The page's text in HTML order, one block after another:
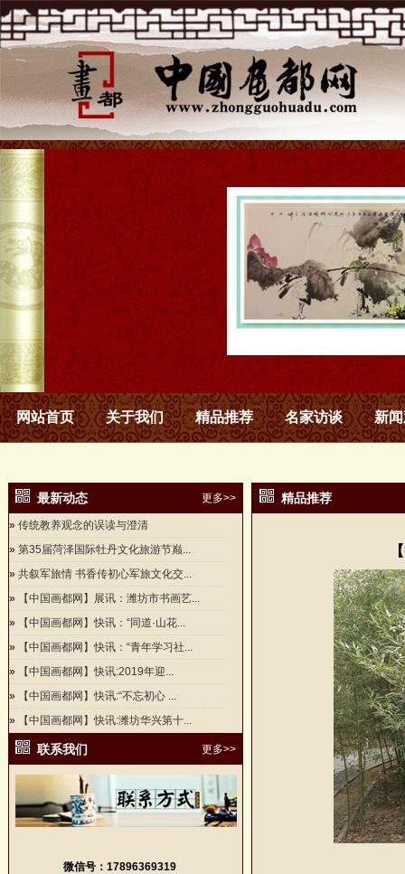
网站首页 关于我们 精品推荐 名家访谈 新
最新动态 更多>>
» 传统教养观念的误读与澄清
» 第35届菏泽国际牡丹文化旅游节巅...
» 共叙军旅情 书香传初心军旅文化交...
»
【中国画都网】展讯：潍坊市书画艺...
»
【中国画都网】快讯：“同道·山花...
»
【中国画都网】快讯：“青年学习社...
»
【中国画都网】快讯:2019年迎...
»
【中国画都网】快讯:“不忘初心 ...
»
【中国画都网】快讯:潍坊华兴第十...
联系我们 更多>>
微信号：17896369319
精品推荐